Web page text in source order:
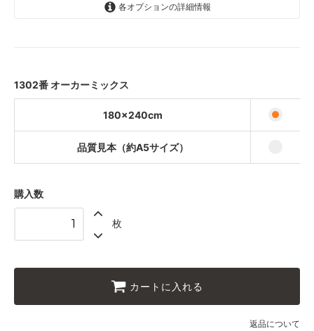
各オプションの詳細情報
1302番 オーカーミックス
180×240cm
品質見本（約A5サイズ）
購入数
枚
カートに入れる
返品について